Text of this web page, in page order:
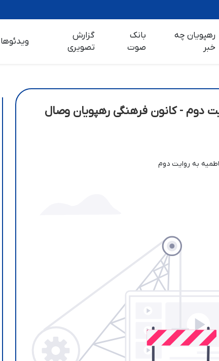
رهپویان چه
خبر
بانک
صوت
گزارش
تصویری
ویدئوها
دوم - کانون فرهنگی رهپویان وصال
به روایت دوم